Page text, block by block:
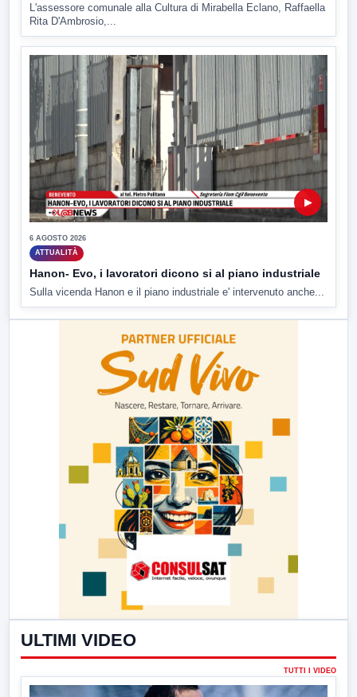
L'assessore comunale alla Cultura di Mirabella Eclano, Raffaella
Rita D'Ambrosio,...
▶
6 AGOSTO 2026
ATTUALITÀ
Hanon- Evo, i lavoratori dicono si al piano industriale
Sulla vicenda Hanon e il piano industriale e' intervenuto anche...
ULTIMI VIDEO
TUTTI I VIDEO